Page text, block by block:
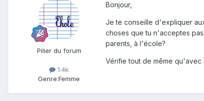
Pilier du forum
1.4k
Genre:Femme
Bonjour,
Je te conseille d'expliquer
choses que tu n'acceptes
parents, à l'école?
Vérifie tout de même